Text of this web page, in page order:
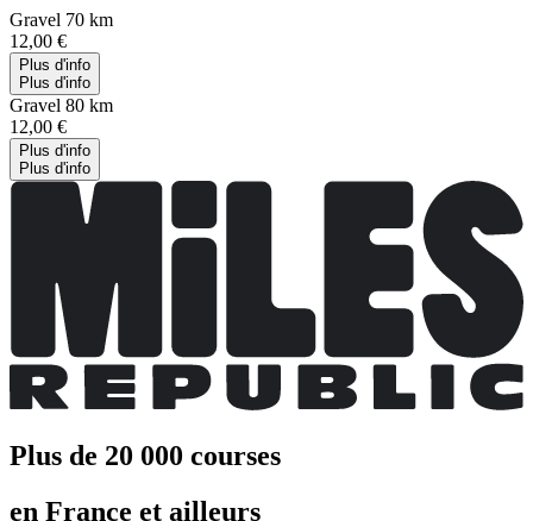
Gravel 70 km
12,00 €
Plus d'info
Plus d'info
Gravel 80 km
12,00 €
Plus d'info
Plus d'info
Plus de 20 000 courses
en France et ailleurs